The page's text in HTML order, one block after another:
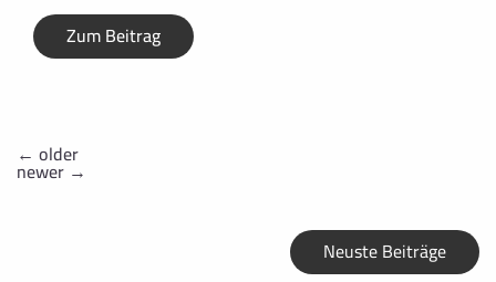
Zum Beitrag
← older
newer→
Neuste Beiträge